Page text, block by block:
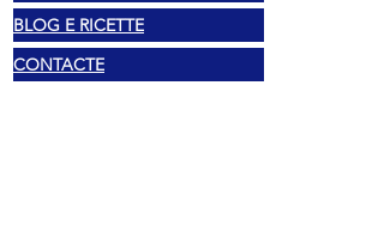
BLOG E RICETTE
CONTACTE